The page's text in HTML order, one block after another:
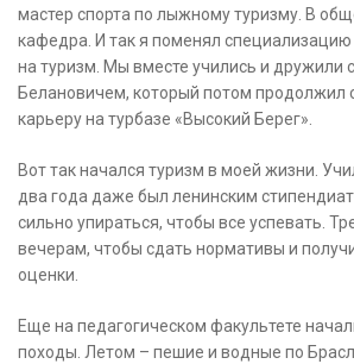
мастер спорта по лыжному туризму. В
кафедра. И так я поменял специализацию
на туризм. Мы вместе учились и дружили
Белановичем, который потом продолжил
карьеру на турбазе «Высокий Берег».
Вот так начался туризм в моей жизни.
два года даже был ленинским
сильно упираться, чтобы все успевать.
вечерам, чтобы сдать нормативы и
оценки.
Еще на педагогическом факультете
походы. Летом – пешие и водные по